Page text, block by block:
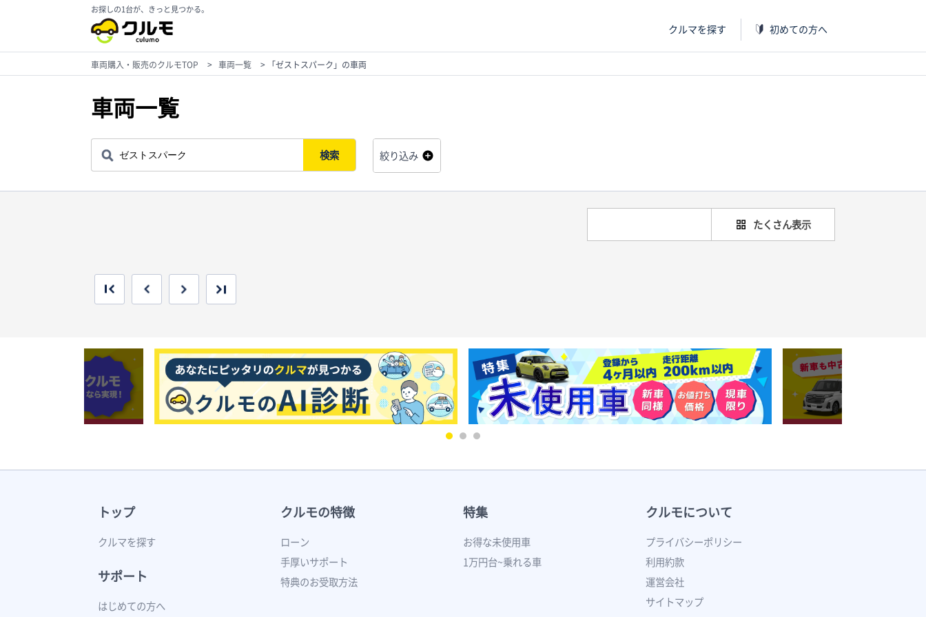
お探しの1台が、きっと見つかる。
クルマを探す 初めての方へ
車両購入・販売のクルモTOP > 車両一覧 > 「ゼストスパーク」の車両
車両一覧
検索 絞り込み
たくさん表示
トップ
クルマを探す
サポート
はじめての方へ
クルモの特徴
ローン
手厚いサポート
特典のお受取方法
特集
お得な未使用車
1万円台~乗れる車
クルモについて
プライバシーポリシー
利用約款
運営会社
サイトマップ